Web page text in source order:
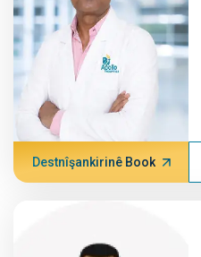
Destnîşankirinê Book